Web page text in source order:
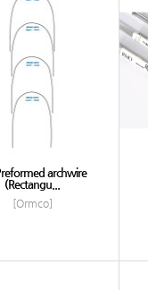
archwire
(Rectangu...
[Ormco]